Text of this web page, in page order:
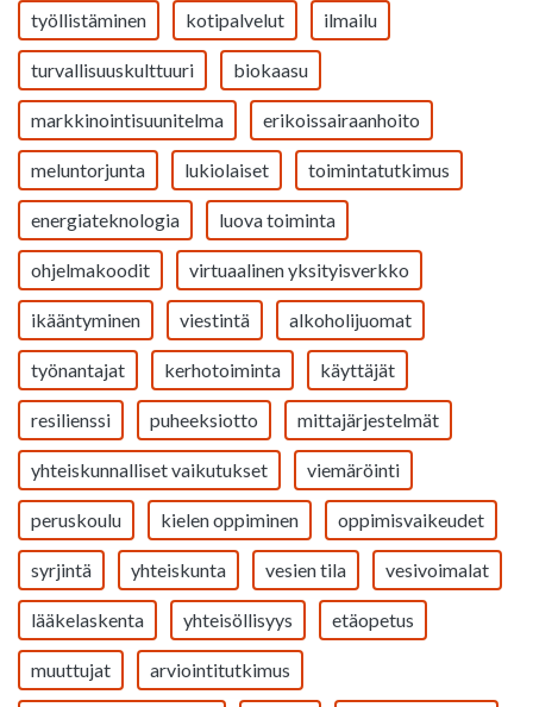
työllistäminen kotipalvelut ilmailu
turvallisuuskulttuuri biokaasu
markkinointisuunitelma erikoissairaanhoito
meluntorjunta lukiolaiset toimintatutkimus
energiateknologia luova toiminta
ohjelmakoodit virtuaalinen yksityisverkko
ikääntyminen viestintä alkoholijuomat
työnantajat kerhotoiminta käyttäjät
resilienssi puheeksiotto mittajärjestelmät
yhteiskunnalliset vaikutukset viemäröinti
peruskoulu kielen oppiminen oppimisvaikeudet
syrjintä yhteiskunta vesien tila vesivoimalat
lääkelaskenta yhteisöllisyys etäopetus
muuttujat arviointitutkimus